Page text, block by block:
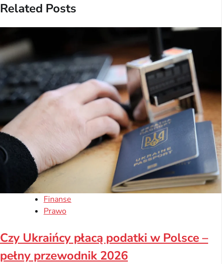
Related Posts
Finanse
Prawo
Czy Ukraińcy płacą podatki w Polsce –
pełny przewodnik 2026